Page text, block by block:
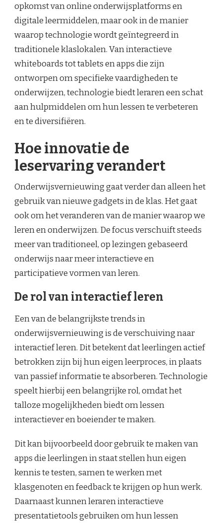
opkomst van online onderwijsplatforms en
digitale leermiddelen, maar ook in de manier
waarop technologie wordt geïntegreerd in
traditionele klaslokalen. Van interactieve
whiteboards tot tablets en apps die zijn
ontworpen om specifieke vaardigheden te
onderwijzen, technologie biedt leraren een schat
aan hulpmiddelen om hun lessen te verbeteren
en te diversifiëren.
Hoe innovatie de
leservaring verandert
Onderwijsvernieuwing gaat verder dan alleen het
gebruik van nieuwe gadgets in de klas. Het gaat
ook om het veranderen van de manier waarop we
leren en onderwijzen. De focus verschuift steeds
meer van traditioneel, op lezingen gebaseerd
onderwijs naar meer interactieve en
participatieve vormen van leren.
De rol van interactief leren
Een van de belangrijkste trends in
onderwijsvernieuwing is de verschuiving naar
interactief leren. Dit betekent dat leerlingen actief
betrokken zijn bij hun eigen leerproces, in plaats
van passief informatie te absorberen. Technologie
speelt hierbij een belangrijke rol, omdat het
talloze mogelijkheden biedt om lessen
interactiever en boeiender te maken.
Dit kan bijvoorbeeld door gebruik te maken van
apps die leerlingen in staat stellen hun eigen
kennis te testen, samen te werken met
klasgenoten en feedback te krijgen op hun werk.
Daarnaast kunnen leraren interactieve
presentatietools gebruiken om hun lessen